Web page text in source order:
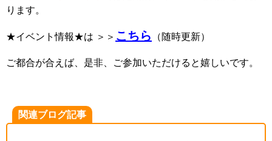
ります。
★イベント情報★は ＞＞ こちら （随時更新）
ご都合が合えば、是非、ご参加いただけると嬉しいです。
関連ブログ記事